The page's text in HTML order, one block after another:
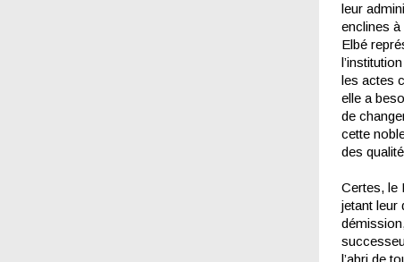
leur
enclines à
Elbé
les actes
elle a
de
cette
des
Certes, le
jetant leur
l’abri de